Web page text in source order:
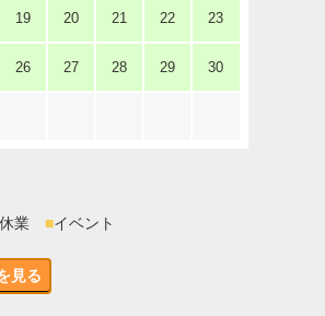
19 20 21 22 23
26 27 28 29 30
業 ■イベント
見る